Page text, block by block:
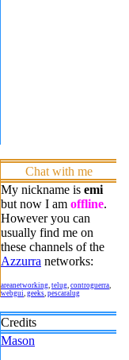
Chat with me
My nickname is emi
but now I am offline.
However you can
usually find me on
these channels of the
Azzurra networks:
areanetworking, telug, controguerra,
webgui, geeks, pescaralug
Credits
Mason